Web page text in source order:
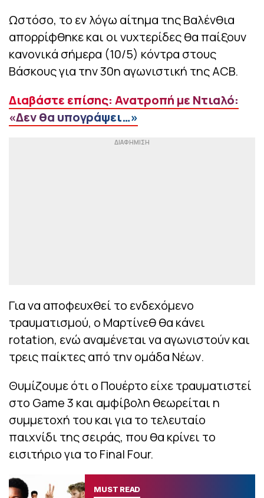
Ωστόσο, το εν λόγω αίτημα της Βαλένθια
απορρίφθηκε και οι νυχτερίδες θα παίξουν
κανονικά σήμερα (10/5) κόντρα στους
Βάσκους για την 30η αγωνιστική της ACB.
Διαβάστε επίσης: Ανατροπή με Ντιαλό:
«Δεν θα υπογράψει…»
Για να αποφευχθεί το ενδεχόμενο
τραυματισμού, ο Μαρτίνεθ θα κάνει
rotation, ενώ αναμένεται να αγωνιστούν και
τρεις παίκτες από την ομάδα Νέων.
Θυμίζουμε ότι ο Πουέρτο είχε τραυματιστεί
στο Game 3 και αμφίβολη θεωρείται η
συμμετοχή του και για το τελευταίο
παιχνίδι της σειράς, που θα κρίνει το
εισιτήριο για το Final Four.
MUST READ